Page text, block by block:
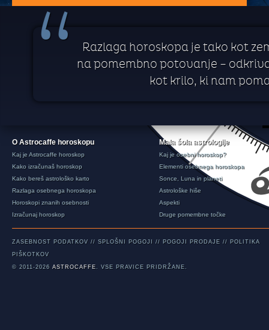
“
Razlaga horoskopa je tako kot
na pomembno potovanje –
kot krilo, ki nam
O Astrocaffe horoskopu
Kaj je Astrocaffe horoskop
Kako izračunaš horoskop
Kako bereš astrološko karto
Razlaga osebnega horoskopa
Horoskopi znanih osebnosti
Izračunaj horoskop
Mala šola astrologije
Kaj je osebni horoskop?
Elementi osebnega horoskopa
Sonce, Luna in planeti
Astrološke hiše
Aspekti
Druge pomembne točke
ZASEBNOST PODATKOV // SPLOŠNI POGOJI // POGOJI PRODAJE // POLITIKA
PIŠKOTKOV
© 2011-2026 ASTROCAFFE. VSE PRAVICE PRIDRŽANE.